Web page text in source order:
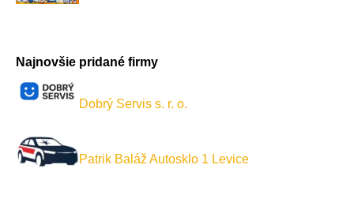
Najnovšie pridané firmy
Dobrý Servis s. r. o.
Patrik Baláž Autosklo 1 Levice